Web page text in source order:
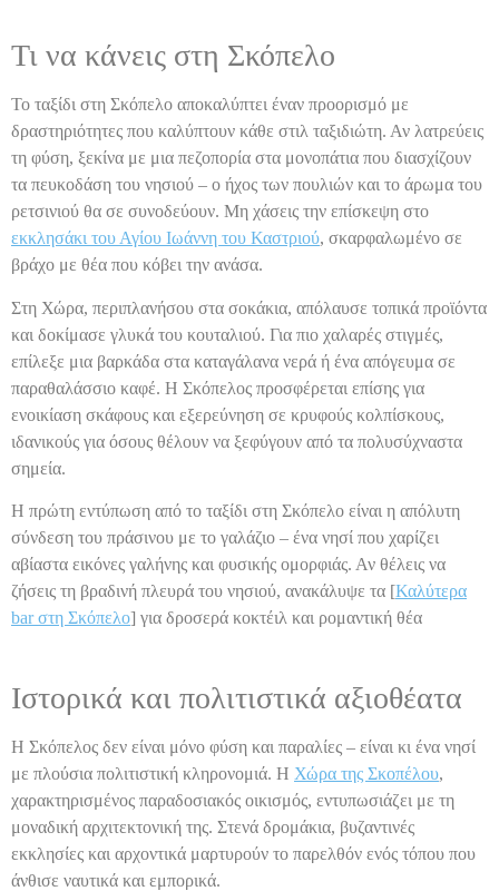
Τι να κάνεις στη Σκόπελο
Το ταξίδι στη Σκόπελο αποκαλύπτει έναν προορισμό με
δραστηριότητες που καλύπτουν κάθε στιλ ταξιδιώτη. Αν λατρεύεις
τη φύση, ξεκίνα με μια πεζοπορία στα μονοπάτια που διασχίζουν
τα πευκοδάση του νησιού – ο ήχος των πουλιών και το άρωμα του
ρετσινιού θα σε συνοδεύουν. Μη χάσεις την επίσκεψη στο
εκκλησάκι του Αγίου Ιωάννη του Καστριού, σκαρφαλωμένο σε
βράχο με θέα που κόβει την ανάσα.
Στη Χώρα, περιπλανήσου στα σοκάκια, απόλαυσε τοπικά προϊόντα
και δοκίμασε γλυκά του κουταλιού. Για πιο χαλαρές στιγμές,
επίλεξε μια βαρκάδα στα καταγάλανα νερά ή ένα απόγευμα σε
παραθαλάσσιο καφέ. Η Σκόπελος προσφέρεται επίσης για
ενοικίαση σκάφους και εξερεύνηση σε κρυφούς κολπίσκους,
ιδανικούς για όσους θέλουν να ξεφύγουν από τα πολυσύχναστα
σημεία.
Η πρώτη εντύπωση από το ταξίδι στη Σκόπελο είναι η απόλυτη
σύνδεση του πράσινου με το γαλάζιο – ένα νησί που χαρίζει
αβίαστα εικόνες γαλήνης και φυσικής ομορφιάς. Αν θέλεις να
ζήσεις τη βραδινή πλευρά του νησιού, ανακάλυψε τα [Καλύτερα
bar στη Σκόπελο] για δροσερά κοκτέιλ και ρομαντική θέα
Ιστορικά και πολιτιστικά αξιοθέατα
Η Σκόπελος δεν είναι μόνο φύση και παραλίες – είναι κι ένα νησί
με πλούσια πολιτιστική κληρονομιά. Η Χώρα της Σκοπέλου,
χαρακτηρισμένος παραδοσιακός οικισμός, εντυπωσιάζει με τη
μοναδική αρχιτεκτονική της. Στενά δρομάκια, βυζαντινές
εκκλησίες και αρχοντικά μαρτυρούν το παρελθόν ενός τόπου που
άνθισε ναυτικά και εμπορικά.